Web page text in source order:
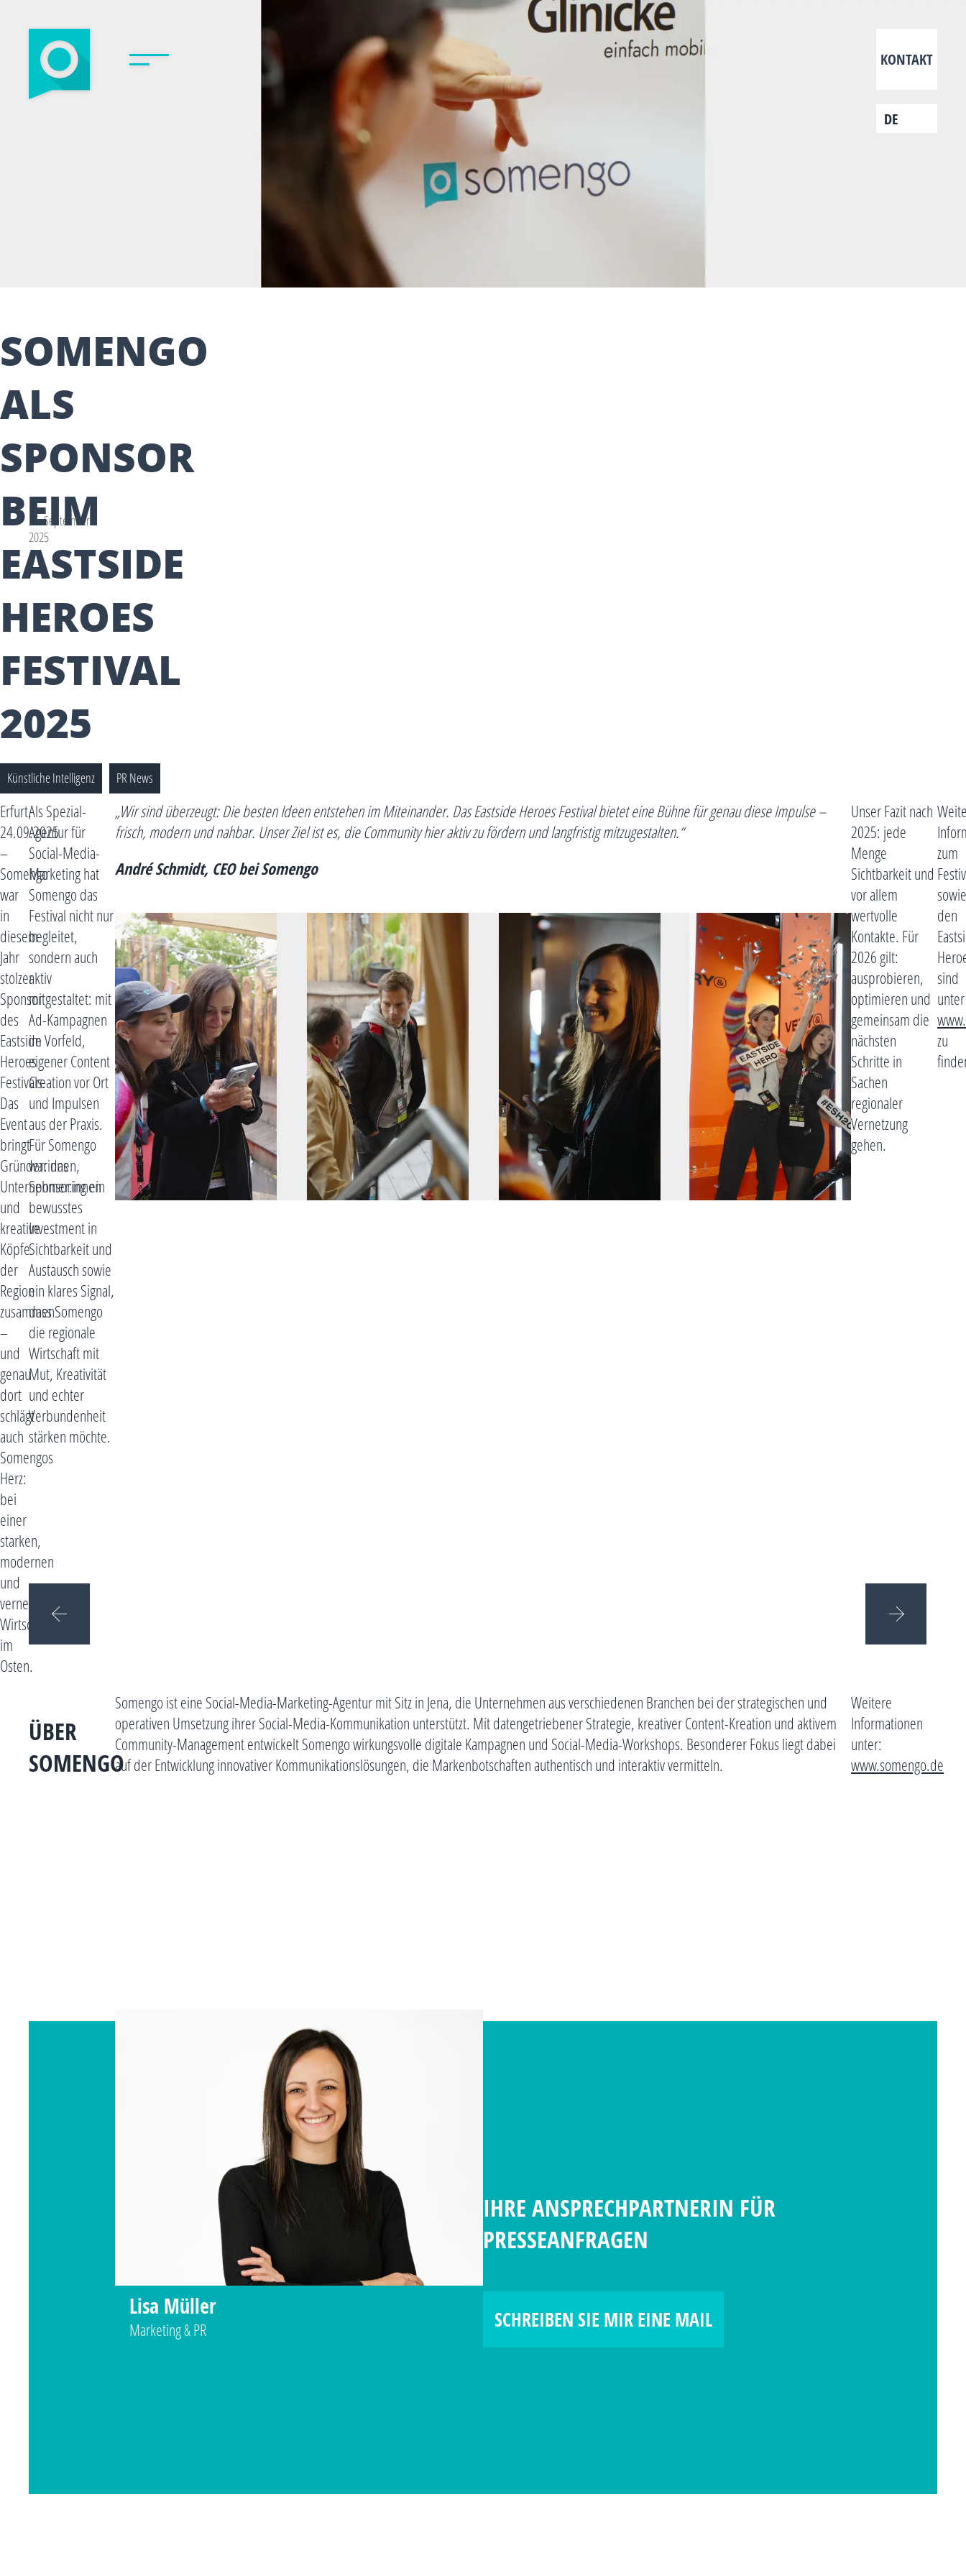
KONTAKT
DE
SOMENGO
ALS
SPONSOR
BEIM
EASTSIDE
HEROES
FESTIVAL
2025
25. September
2025
Künstliche Intelligenz PR News
Erfurt,
24.09.2025
–
Somengo
war
in
diesem
Jahr
stolzer
Sponsor
des
Eastside
Heroes
Festivals.
Das
Event
bringt
Gründer:innen,
Unternehmer:innen
und
kreative
Köpfe
der
Region
zusammen
–
und
genau
dort
schlägt
auch
Somengos
Herz:
bei
einer
starken,
modernen
und
vernetzten
Wirtschaft
im
Osten.
Als Spezial-
Agentur für
Social-Media-
Marketing hat
Somengo das
Festival nicht nur
begleitet,
sondern auch
aktiv
mitgestaltet: mit
Ad-Kampagnen
im Vorfeld,
eigener Content
Creation vor Ort
und Impulsen
aus der Praxis.
Für Somengo
war das
Sponsoring ein
bewusstes
Investment in
Sichtbarkeit und
Austausch sowie
ein klares Signal,
dass Somengo
die regionale
Wirtschaft mit
Mut, Kreativität
und echter
Verbundenheit
stärken möchte.
„Wirsind überzeugt: Die besten Ideen entstehen im Miteinander. Das Eastside Heroes Festival bietet eine Bühne für genau diese Impulse –
frisch, modern und nahbar. Unser Ziel ist es, die Community hier aktiv zu fördern und langfristig mitzugestalten.“
André Schmidt, CEO bei Somengo
Unser Fazit nach
2025: jede
Menge
Sichtbarkeit und
vor allem
wertvolle
Kontakte. Für
2026 gilt:
ausprobieren,
optimieren und
gemeinsam die
nächsten
Schritte in
Sachen
regionaler
Vernetzung
gehen.
zum
sowie
den
sind
unter
zu
ÜBER
SOMENGO
Somengo ist eine Social-Media-Marketing-Agentur mit Sitz in Jena, die Unternehmen aus verschiedenen Branchen bei der strategischen und
operativen Umsetzung ihrer Social-Media-Kommunikation unterstützt. Mit datengetriebener Strategie, kreativer Content-Kreation und aktivem
Community-Management entwickelt Somengo wirkungsvolle digitale Kampagnen und Social-Media-Workshops. Besonderer Fokus liegt dabei
auf der Entwicklung innovativer Kommunikationslösungen, die Markenbotschaften authentisch und interaktiv vermitteln.
Weitere
Informationen
unter:
www.somengo.de
Lisa Müller
Marketing & PR
IHRE ANSPRECHPARTNERIN FÜR
PRESSEANFRAGEN
SCHREIBEN SIE MIR EINE MAIL